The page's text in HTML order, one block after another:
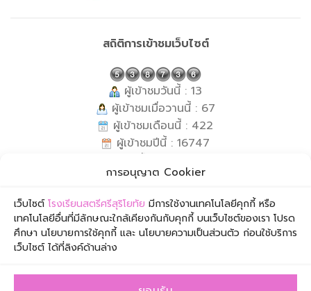
การอนุญาต Cookier
เว็บไซต์โรงเรียนสตรีศรีสุริโยทัย มีการใช้งานเทคโนโลยีคุกกี้ หรือ
เทคโนโลยีอื่นที่มีลักษณะใกล้เคียงกันกับคุกกี้ บนเว็บไซต์ของเรา โปรด
ศึกษา นโยบายการใช้คุกกี้ และ นโยบายความเป็นส่วนตัว ก่อนใช้บริการ
เว็บไซต์ ได้ที่ลิงค์ด้านล่าง
สถิติการเข้าชมเว็บไซต์
ผู้เข้าชมวันนี้ : 13
ผู้เข้าชมเมื่อวานนี้ : 67
ผู้เข้าชมเดือนนี้ : 422
ผู้เข้าชมปีนี้ : 16747
กำลังเข้าชม : 1
ข้อมูล ณ วันที่ : 8 สิงหาคม 2569